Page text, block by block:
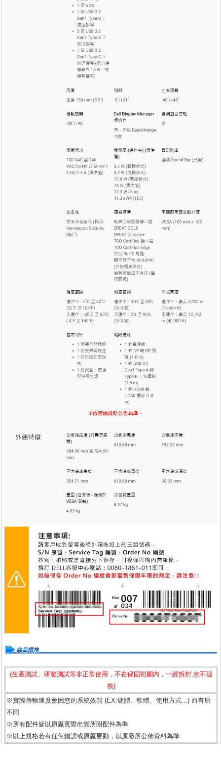
(生產測試、研發測試等非正常使用，不在保固範圍內，一經拆封.恕不退
換)
※實際傳輸速度會因您的系統效能 (EX:硬體、軟體、使用方式...) 而有所
不同
※所有配件皆以原廠實際出貨所附配件為準
※以上規格若有任何錯誤或原廠更動，以原廠所公佈資料為準